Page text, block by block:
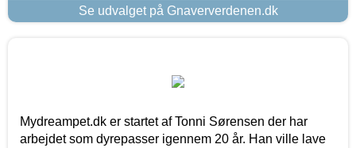
Se udvalget på Gnaververdenen.dk
Mydreampet.dk er startet af Tonni Sørensen der har
arbejdet som dyrepasser igennem 20 år. Han ville lave